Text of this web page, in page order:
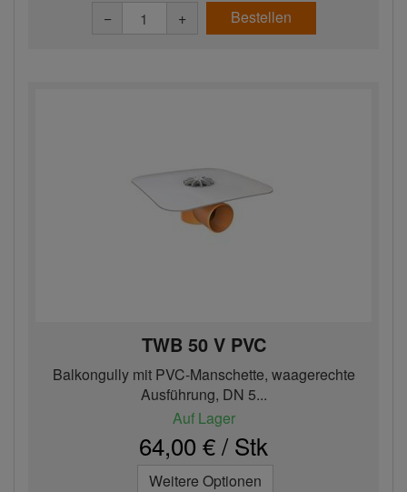
− + Bestellen
TWB 50 V PVC
Balkongully mit PVC-Manschette, waagerechte
Ausführung, DN 5...
Auf Lager
64,00 € / Stk
Weitere Optionen